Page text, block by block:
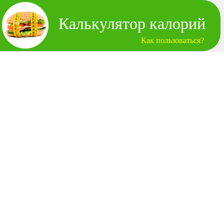
Калькулятор калорий
Как пользоваться?